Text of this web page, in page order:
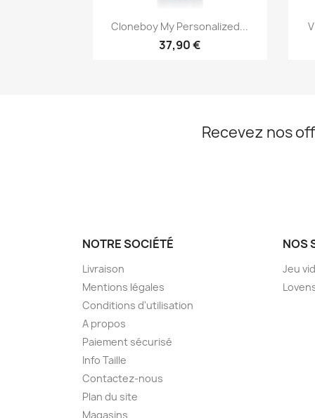
Aperçu rapide
Cloneboy My Personalized...
37,90 €
Recevez nos
NOTRE SOCIÉTÉ
Livraison
Mentions légales
Conditions d'utilisation
A propos
Paiement sécurisé
Info Taille
Contactez-nous
Plan du site
Magasins
NOS
Jeu